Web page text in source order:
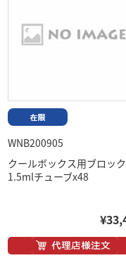
WNB200905
クールボックス用ブロック
1.5mlチューブx48